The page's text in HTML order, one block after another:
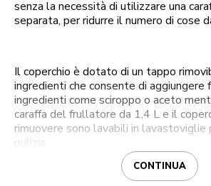
senza la necessità di utilizzare una
separata, per ridurre il numero di cose
Il coperchio è dotato di un tappo
ingredienti che consente di aggiungere
ingredienti come sciroppo o aceto
caraffa del frullatore da 1,4 L e il
rimuovere sono lavabili in lavastoviglie
pulizia.
CONTINUA